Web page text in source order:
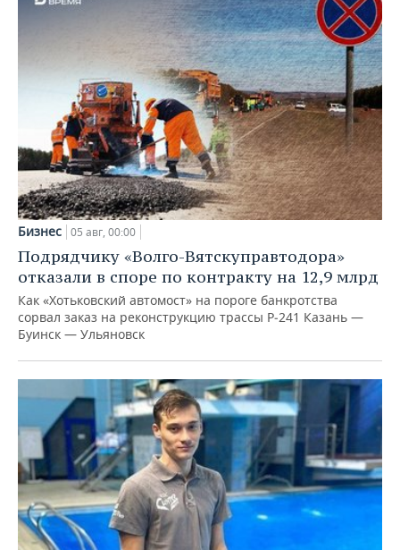
Бизнес 05 авг, 00:00
Подрядчику «Волго-Вятскуправтодора»
отказали в споре по контракту на 12,9 млрд
Как «Хотьковский автомост» на пороге банкротства
сорвал заказ на реконструкцию трассы Р‑241 Казань —
Буинск — Ульяновск